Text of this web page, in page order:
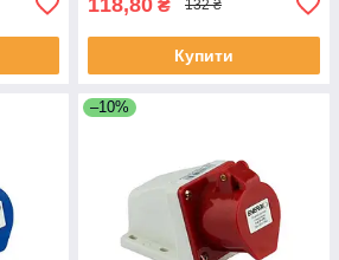
₴ 132 ₴
Купити
–10%